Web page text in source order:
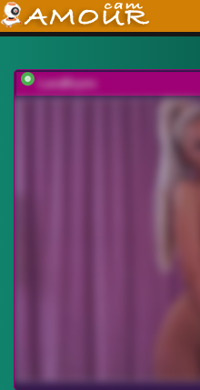
LaraBrynn